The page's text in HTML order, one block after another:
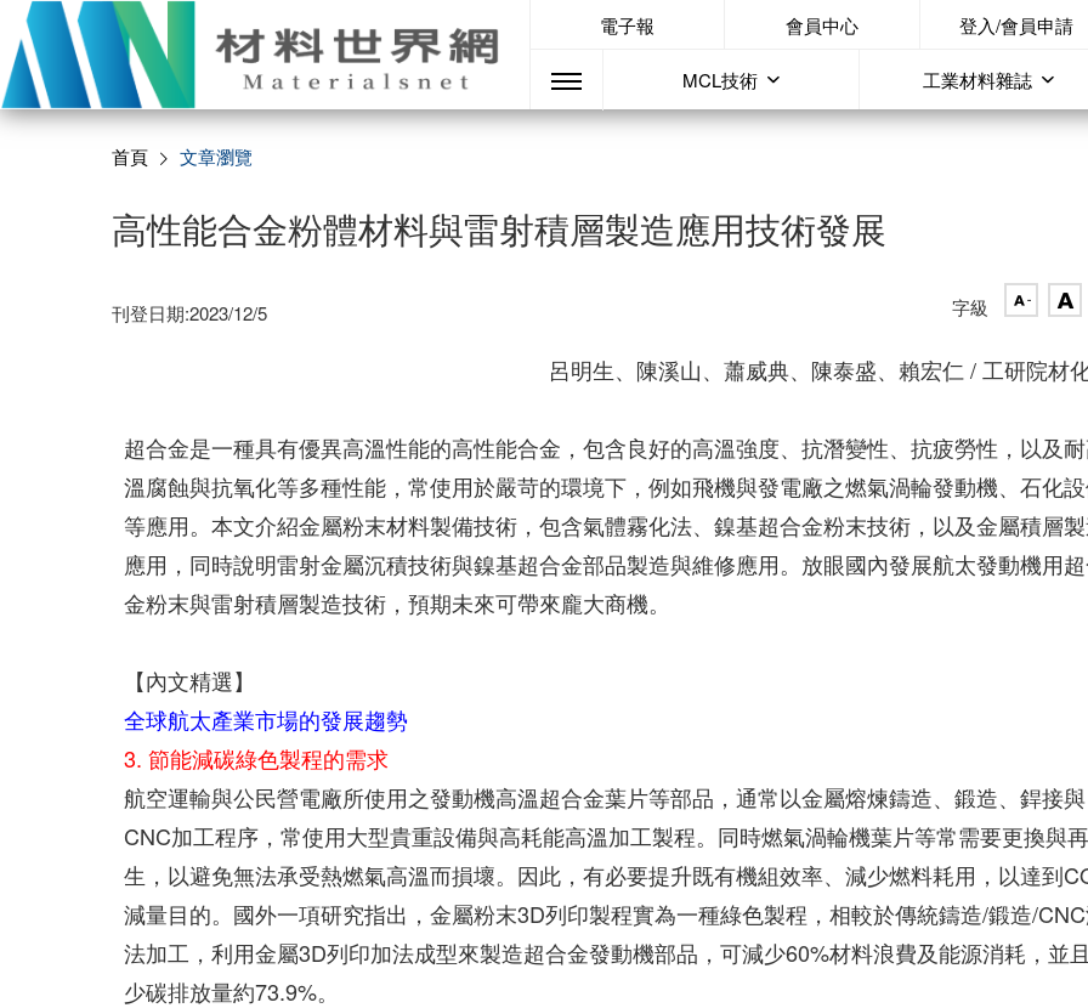
電子報 會員中心 登入/會員申請
MCL技術 工業材料雜誌
首頁 文章瀏覽
高性能合金粉體材料與雷射積層製造應用技術發展
刊登日期:2023/12/5 字級
呂明生、陳溪山、蕭威典、陳泰盛、賴宏仁 / 工研院材
超合金是一種具有優異高溫性能的高性能合金，包含良好的高溫強度、抗潛變性、抗疲勞性，以及
溫腐蝕與抗氧化等多種性能，常使用於嚴苛的環境下，例如飛機與發電廠之燃氣渦輪發動機、石化
等應用。本文介紹金屬粉末材料製備技術，包含氣體霧化法、鎳基超合金粉末技術，以及金屬積層
應用，同時說明雷射金屬沉積技術與鎳基超合金部品製造與維修應用。放眼國內發展航太發動機用
金粉末與雷射積層製造技術，預期未來可帶來龐大商機。
【內文精選】
全球航太產業市場的發展趨勢
3. 節能減碳綠色製程的需求
航空運輸與公民營電廠所使用之發動機高溫超合金葉片等部品，通常以金屬熔煉鑄造、鍛造、銲接與
CNC加工程序，常使用大型貴重設備與高耗能高溫加工製程。同時燃氣渦輪機葉片等常需要更換與再
生，以避免無法承受熱燃氣高溫而損壞。因此，有必要提升既有機組效率、減少燃料耗用，以達到
減量目的。國外一項研究指出，金屬粉末3D列印製程實為一種綠色製程，相較於傳統鑄造/鍛造/
法加工，利用金屬3D列印加法成型來製造超合金發動機部品，可減少60%材料浪費及能源消耗，並
少碳排放量約73.9%。